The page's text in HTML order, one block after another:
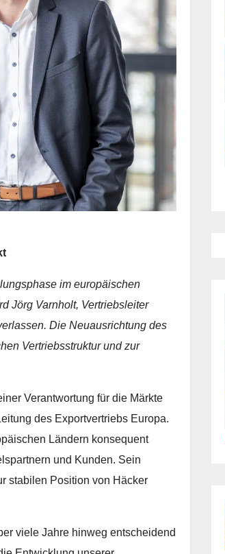
im europäischen
Jörg Varnholt, Vertriebsleiter
Die Neuausrichtung des
Vertriebsstruktur und zur
Verantwortung für die Märkte
des Exportvertriebs Europa.
Ländern konsequent
und Kunden. Sein
stabilen Position von Häcker
viele Jahre hinweg entscheidend